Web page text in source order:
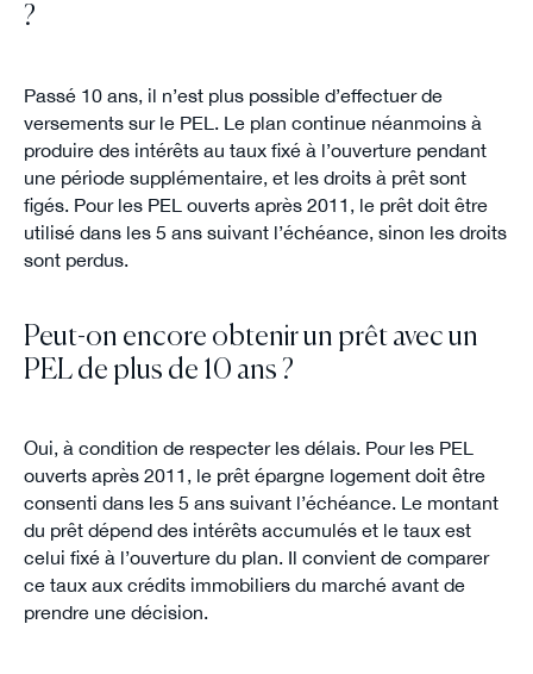
?
Passé 10 ans, il n’est plus possible d’effectuer de
versements sur le PEL. Le plan continue néanmoins à
produire des intérêts au taux fixé à l’ouverture pendant
une période supplémentaire, et les droits à prêt sont
figés. Pour les PEL ouverts après 2011, le prêt doit être
utilisé dans les 5 ans suivant l’échéance, sinon les droits
sont perdus.
Peut-on encore obtenir un prêt avec un
PEL de plus de 10 ans ?
Oui, à condition de respecter les délais. Pour les PEL
ouverts après 2011, le prêt épargne logement doit être
consenti dans les 5 ans suivant l’échéance. Le montant
du prêt dépend des intérêts accumulés et le taux est
celui fixé à l’ouverture du plan. Il convient de comparer
ce taux aux crédits immobiliers du marché avant de
prendre une décision.